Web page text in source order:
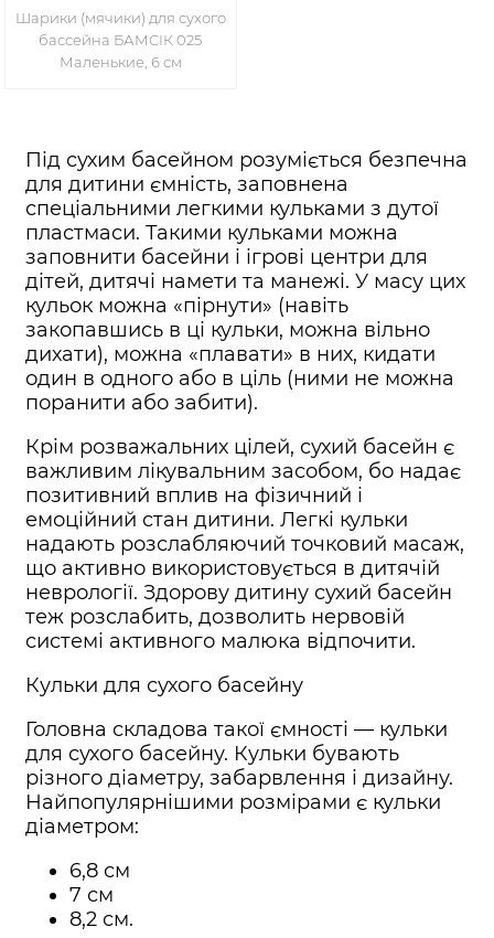
Шарики (мячики) для сухого
бассейна БАМСІК 025
Маленькие, 6 см
Під сухим басейном розуміється безпечна
для дитини ємність, заповнена
спеціальними легкими кульками з дутої
пластмаси. Такими кульками можна
заповнити басейни і ігрові центри для
дітей, дитячі намети та манежі. У масу цих
кульок можна «пірнути» (навіть
закопавшись в ці кульки, можна вільно
дихати), можна «плавати» в них, кидати
один в одного або в ціль (ними не можна
поранити або забити).
Крім розважальних цілей, сухий басейн є
важливим лікувальним засобом, бо надає
позитивний вплив на фізичний і
емоційний стан дитини. Легкі кульки
надають розслабляючий точковий масаж,
що активно використовується в дитячій
неврології. Здорову дитину сухий басейн
теж розслабить, дозволить нервовій
системі активного малюка відпочити.
Кульки для сухого басейну
Головна складова такої ємності — кульки
для сухого басейну. Кульки бувають
різного діаметру, забарвлення і дизайну.
Найпопулярнішими розмірами є кульки
діаметром:
6,8 см
7 см
8,2 см.